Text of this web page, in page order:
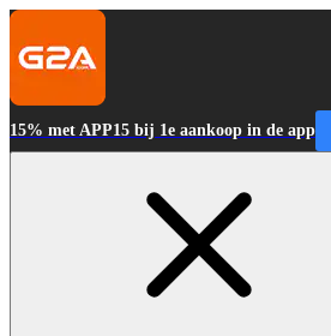
15% met APP15 bij 1e aankoop in de app